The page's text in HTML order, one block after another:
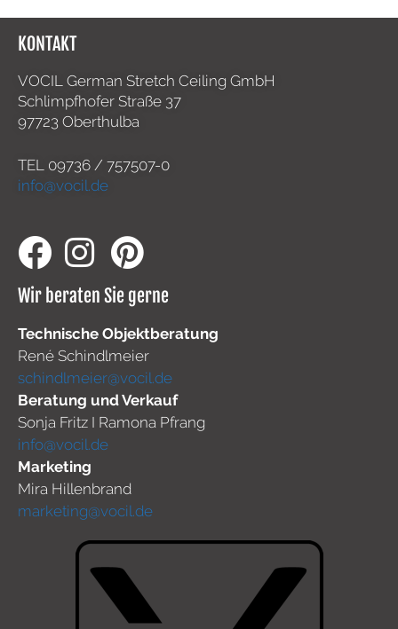
KONTAKT
VOCIL German Stretch Ceiling GmbH
Schlimpfhofer Straße 37
97723 Oberthulba
TEL 09736 / 757507-0
info@vocil.de
Wir beraten Sie gerne
Technische Objektberatung
René Schindlmeier
schindlmeier@vocil.de
Beratung und Verkauf
Sonja Fritz I Ramona Pfrang
info@vocil.de
Marketing
Mira Hillenbrand
marketing@vocil.de